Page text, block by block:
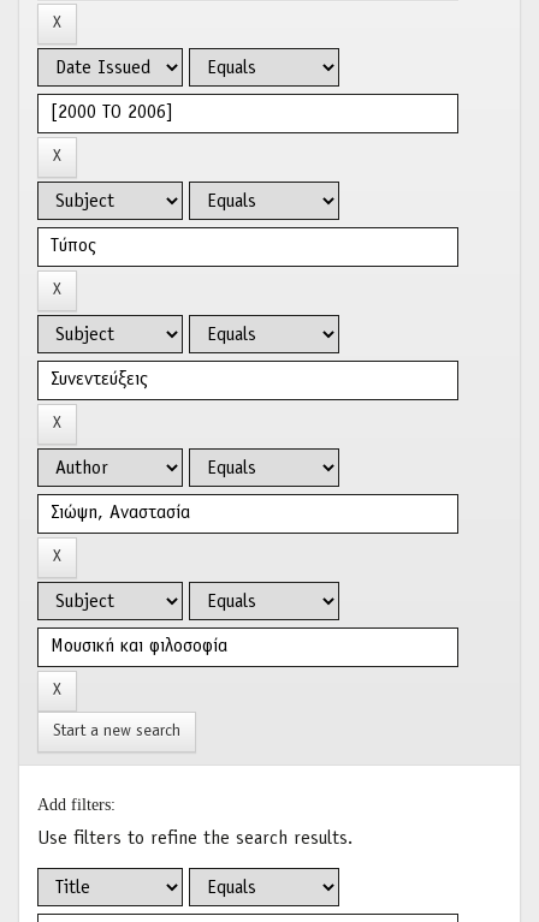
Start a new search
Add filters:
Use filters to refine the search results.